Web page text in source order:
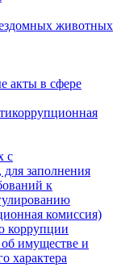
животных
акты в сфере
с
заполнения
к
комиссия)
коррупции
об имуществе и
характера